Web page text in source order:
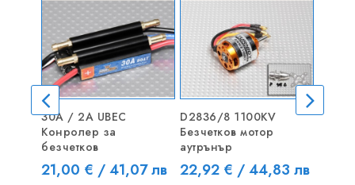
30A / 2A UBEC
Конролер за
безчетков
Цена
21,00 € / 41,07 лв
D2836/8 1100KV
Безчетков мотор
аутрънър
Цена
22,92 € / 44,83 лв